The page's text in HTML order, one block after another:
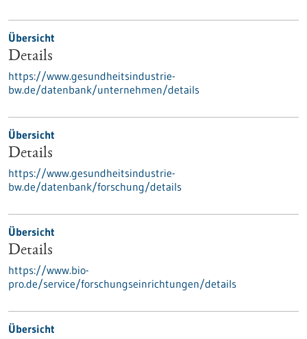
Übersicht
Details
https://www.gesundheitsindustrie-
bw.de/datenbank/unternehmen/details
Übersicht
Details
https://www.gesundheitsindustrie-
bw.de/datenbank/forschung/details
Übersicht
Details
https://www.bio-
pro.de/service/forschungseinrichtungen/details
Übersicht